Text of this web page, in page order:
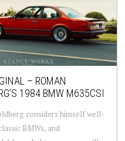
– ROMAN
1984 BMW M635CSI
considers himself well-
BMWs, and